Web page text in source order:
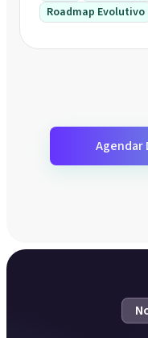
Roadmap Evolutivo
Agendar